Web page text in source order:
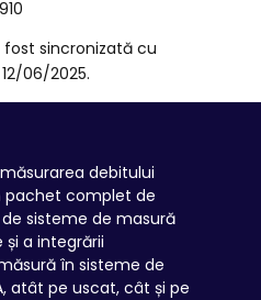
sincronizată cu
06/2025.
debitului
pachet complet de
sisteme de masură
și a integrării
în sisteme de
atât pe uscat, cât și pe